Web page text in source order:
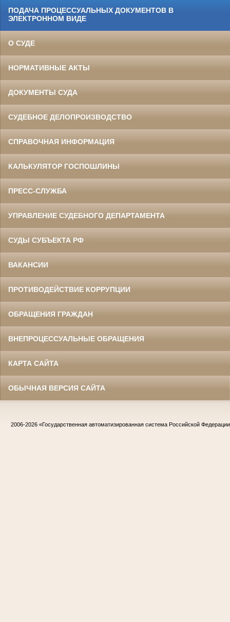
ПОДАЧА ПРОЦЕССУАЛЬНЫХ ДОКУМЕНТОВ В
ЭЛЕКТРОННОМ ВИДЕ
О СУДЕ
НОРМАТИВНЫЕ АКТЫ
ДОКУМЕНТЫ СУДА
СУДЕБНОЕ ДЕЛОПРОИЗВОДСТВО
СПРАВОЧНАЯ ИНФОРМАЦИЯ
КАЛЬКУЛЯТОР ГОСПОШЛИНЫ
ПРЕСС-СЛУЖБА
УПРАВЛЕНИЕ СУДЕБНОГО ДЕПАРТАМЕНТА
СУДЫ СУБЪЕКТА РФ
ВАКАНСИИ
ПРОТИВОДЕЙСТВИЕ КОРРУПЦИИ
ОБРАЩЕНИЯ ГРАЖДАН
ВНЕПРОЦЕССУАЛЬНЫЕ ОБРАЩЕНИЯ
КАРТА САЙТА
ОБЫЧНАЯ ВЕРСИЯ САЙТА
2006-2026 «Государственная автоматизированная система Российской